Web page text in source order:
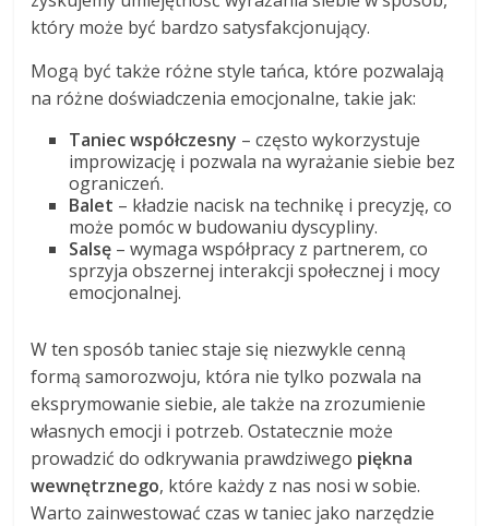
który może być bardzo satysfakcjonujący.
Mogą być także różne style tańca, które pozwalają
na różne doświadczenia emocjonalne, takie jak:
Taniec współczesny – często wykorzystuje
improwizację i pozwala na wyrażanie siebie bez
ograniczeń.
Balet – kładzie nacisk na technikę i precyzję, co
może pomóc w budowaniu dyscypliny.
Salsę – wymaga współpracy z partnerem, co
sprzyja obszernej interakcji społecznej i mocy
emocjonalnej.
W ten sposób taniec staje się niezwykle cenną
formą samorozwoju, która nie tylko pozwala na
eksprymowanie siebie, ale także na zrozumienie
własnych emocji i potrzeb. Ostatecznie może
prowadzić do odkrywania prawdziwego piękna
wewnętrznego, które każdy z nas nosi w sobie.
Warto zainwestować czas w taniec jako narzędzie